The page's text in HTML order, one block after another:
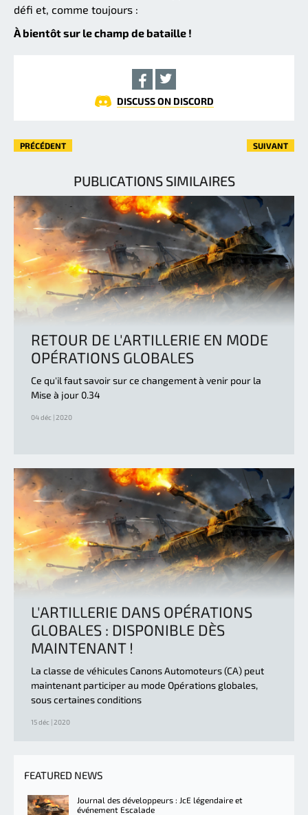
défi et, comme toujours :
À bientôt sur le champ de bataille !
DISCUSS ON DISCORD
PRÉCÉDENT SUIVANT
PUBLICATIONS SIMILAIRES
RETOUR DE L'ARTILLERIE EN MODE
OPÉRATIONS GLOBALES
Ce qu'il faut savoir sur ce changement à venir pour la
Mise à jour 0.34
04 déc | 2020
L'ARTILLERIE DANS OPÉRATIONS
GLOBALES : DISPONIBLE DÈS
MAINTENANT !
La classe de véhicules Canons Automoteurs (CA) peut
maintenant participer au mode Opérations globales,
sous certaines conditions
15 déc | 2020
FEATURED NEWS
Journal des développeurs : JcE légendaire et
événement Escalade